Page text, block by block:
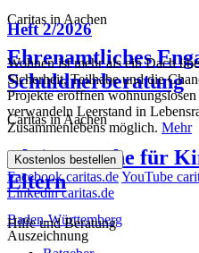
Caritas in Aachen
Ehrenamtliches
Schuldnerberatung
Caritas in Aachen
Aktionswoche für
Eltern
Baden-Württemberg
Auszeichnung
Heft 2/2026
Wohnen ist mehr als ein Dach
Sicherheit, Teilhabe und die
Projekte eröffnen
verwandeln Leerstand in
Zusammenlebens möglich. Mehr
Kostenlos bestellen
Facebook caritas.deYouTube
Linkedin caritas.de
Hilfe und Beratung